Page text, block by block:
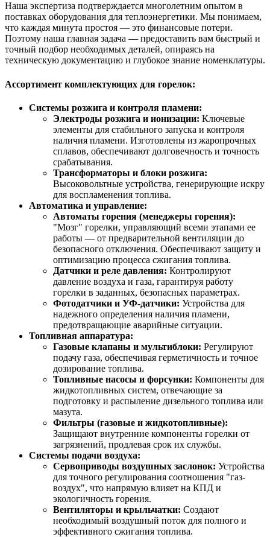
Наша экспертиза подтверждается многолетним опытом в
поставках оборудования для теплоэнергетики. Мы понимаем,
что каждая минута простоя — это финансовые потери.
Поэтому наша главная задача — предоставить вам быстрый и
точный подбор необходимых деталей, опираясь на
техническую документацию и глубокое знание номенклатуры.
Ассортимент комплектующих для горелок:
Системы розжига и контроля пламени:
Электроды розжига и ионизации: Ключевые
элементы для стабильного запуска и контроля
наличия пламени. Изготовлены из жаропрочных
сплавов, обеспечивают долговечность и точность
срабатывания.
Трансформаторы и блоки розжига:
Высоковольтные устройства, генерирующие искру
для воспламенения топлива.
Автоматика и управление:
Автоматы горения (менеджеры горения):
"Мозг" горелки, управляющий всеми этапами ее
работы — от предварительной вентиляции до
безопасного отключения. Обеспечивают защиту и
оптимизацию процесса сжигания топлива.
Датчики и реле давления: Контролируют
давление воздуха и газа, гарантируя работу
горелки в заданных, безопасных параметрах.
Фотодатчики и УФ-датчики: Устройства для
надежного определения наличия пламени,
предотвращающие аварийные ситуации.
Топливная аппаратура:
Газовые клапаны и мультиблоки: Регулируют
подачу газа, обеспечивая герметичность и точное
дозирование топлива.
Топливные насосы и форсунки: Компоненты для
жидкотопливных систем, отвечающие за
подготовку и распыление дизельного топлива или
мазута.
Фильтры (газовые и жидкотопливные):
Защищают внутренние компоненты горелки от
загрязнений, продлевая срок их службы.
Системы подачи воздуха:
Сервоприводы воздушных заслонок: Устройства
для точного регулирования соотношения "газ-
воздух", что напрямую влияет на КПД и
экологичность горения.
Вентиляторы и крыльчатки: Создают
необходимый воздушный поток для полного и
эффективного сжигания топлива.